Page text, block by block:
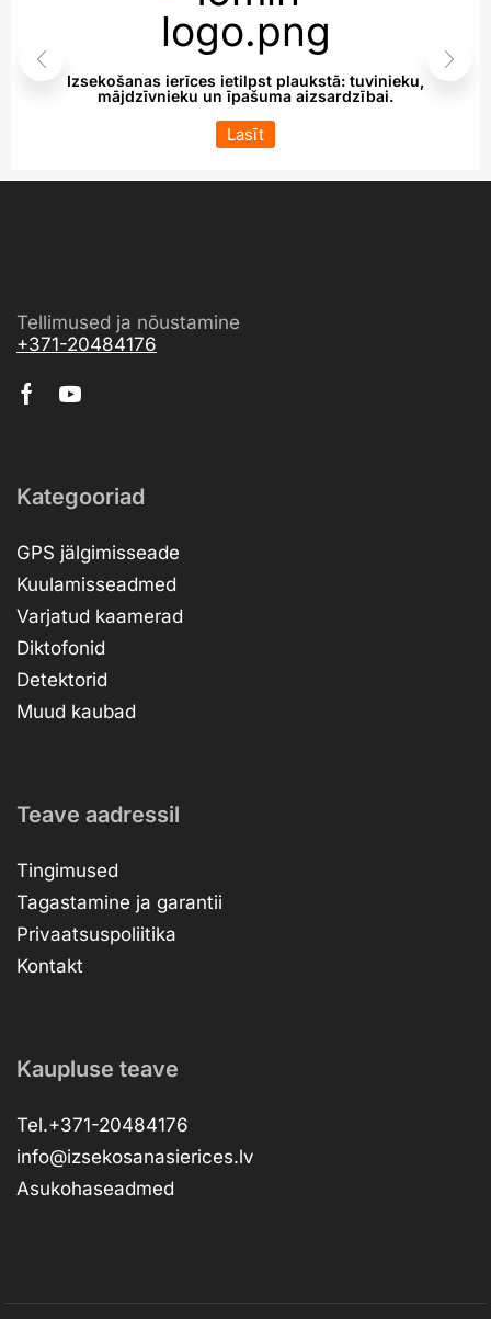
Izsekošanas ierīces ietilpst plaukstā: tuvinieku,
mājdzīvnieku un īpašuma aizsardzībai.
Lasīt
Tellimused ja nõustamine
+371-20484176
Kategooriad
GPS jälgimisseade
Kuulamisseadmed
Varjatud kaamerad
Diktofonid
Detektorid
Muud kaubad
Teave aadressil
Tingimused
Tagastamine ja garantii
Privaatsuspoliitika
Kontakt
Kaupluse teave
Tel.+371-20484176
info@izsekosanasierices.lv
Asukohaseadmed